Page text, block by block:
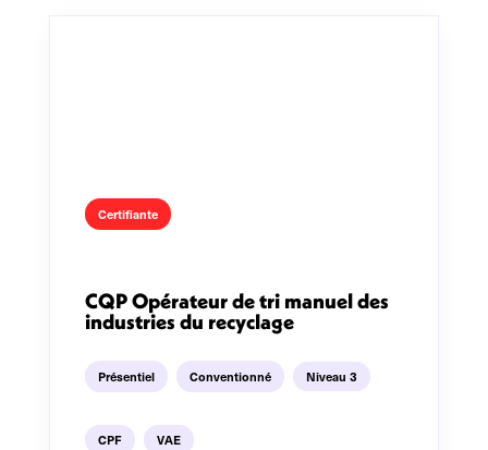
Certifiante
CQP Opérateur de tri manuel des
industries du recyclage
Présentiel Conventionné Niveau 3
CPF VAE